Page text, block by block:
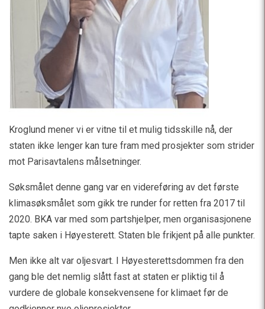
Kroglund mener vi er vitne til et mulig tidsskille nå, der
staten ikke lenger kan ture fram med prosjekter som strider
mot Parisavtalens målsetninger.
Søksmålet denne gang var en videreføring av det første
klimasøksmålet som gikk tre runder for retten fra 2017 til
2020. BKA var med som partshjelper, men organisasjonene
tapte saken i Høyesterett. Staten ble frikjent på alle punkter.
Men ikke alt var oljesvart. I Høyesterettsdommen fra den
gang ble det nemlig slått fast at staten er pliktig til å
vurdere de globale konsekvensene for klimaet før de